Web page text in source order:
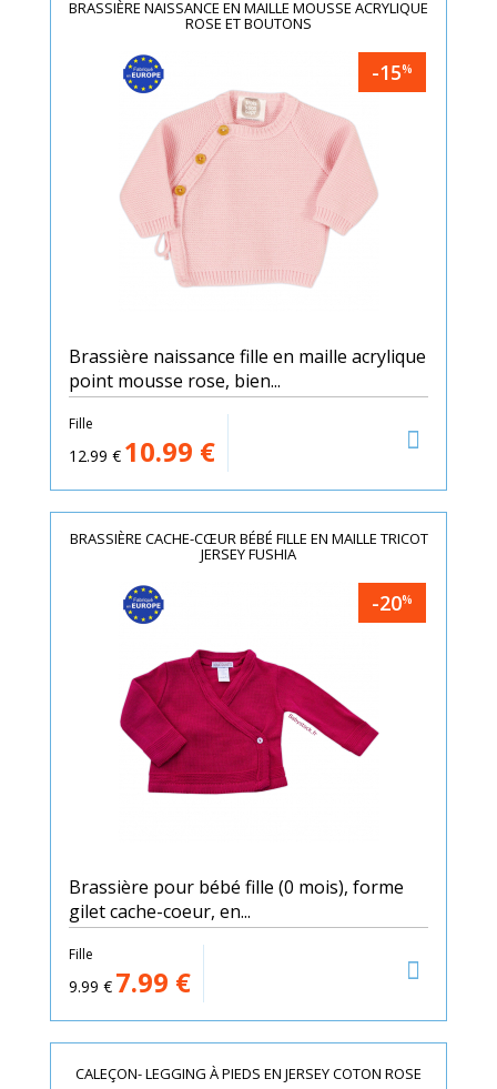
BRASSIÈRE NAISSANCE EN MAILLE MOUSSE ACRYLIQUE
ROSE ET BOUTONS
-15%
Brassière naissance fille en maille acrylique
point mousse rose, bien...
Fille
12.99 € 10.99 €
BRASSIÈRE CACHE-CŒUR BÉBÉ FILLE EN MAILLE TRICOT
JERSEY FUSHIA
-20%
Brassière pour bébé fille (0 mois), forme
gilet cache-coeur, en...
Fille
9.99 € 7.99 €
CALEÇON- LEGGING À PIEDS EN JERSEY COTON ROSE